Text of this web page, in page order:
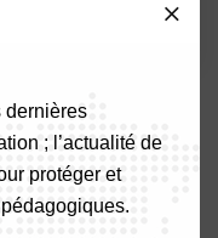
dernières
; l’actualité de
protéger et